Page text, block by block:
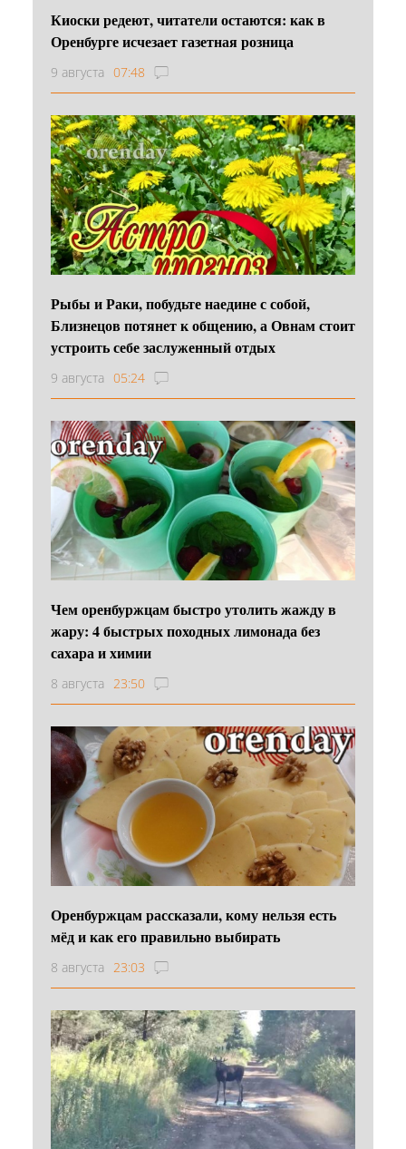
Киоски редеют, читатели остаются: как в
Оренбурге исчезает газетная розница
9 августа 07:48
Рыбы и Раки, побудьте наедине с собой,
Близнецов потянет к общению, а Овнам стоит
устроить себе заслуженный отдых
9 августа 05:24
Чем оренбуржцам быстро утолить жажду в
жару: 4 быстрых походных лимонада без
сахара и химии
8 августа 23:50
Оренбуржцам рассказали, кому нельзя есть
мёд и как его правильно выбирать
8 августа 23:03